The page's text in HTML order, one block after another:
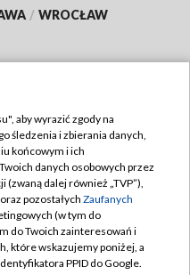
/ WROCŁAW
TVP
aby wyrazić zgody na
śledzenia i zbierania danych,
końcowym i ich
danych osobowych przez
(zwaną dalej również „TVP”),
oraz pozostałych Zaufanych
(w tym do
do Twoich zainteresowań i
które wskazujemy poniżej, a
PPID do Google.